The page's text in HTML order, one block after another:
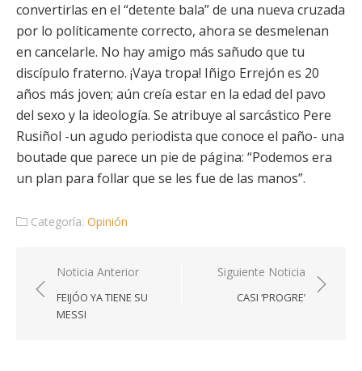
convertirlas en el “detente bala” de una nueva cruzada
por lo políticamente correcto, ahora se desmelenan
en cancelarle. No hay amigo más sañudo que tu
discípulo fraterno. ¡Vaya tropa! Iñigo Errejón es 20
años más joven; aún creía estar en la edad del pavo
del sexo y la ideología. Se atribuye al sarcástico Pere
Rusiñol -un agudo periodista que conoce el paño- una
boutade que parece un pie de página: “Podemos era
un plan para follar que se les fue de las manos”.
Categoría: Opinión
Navegación
de
entradas
Noticia Anterior
FEIJÓO YA TIENE SU
MESSI
Siguiente Noticia
CASI ‘PROGRE’